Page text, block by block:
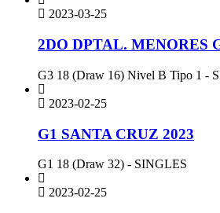
2023-03-25
2DO DPTAL. MENORES
G3 18 (Draw 16) Nivel B Tipo 1 -
2023-02-25
G1 SANTA CRUZ 2023
G1 18 (Draw 32) - SINGLES
2023-02-25